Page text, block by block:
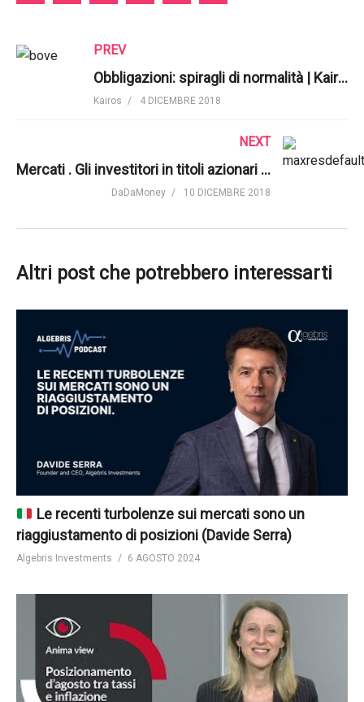
PREV
Obbligazioni: spiragli di normalità | Kairos Partners SGR
Kairos 4 DICEMBRE 2018
NEXT
Mercati . Gli investitori in titoli azionari europei dovrebbero essere preoccupati per l’Italia? | Morningstar UK
DaDaMoney 10 DICEMBRE 2018
Altri post che potrebbero interessarti
Le recenti turbolenze sui mercati sono un
riaggiustamento di posizioni (Davide Serra)
Algebris Investments 6 AGOSTO 2024